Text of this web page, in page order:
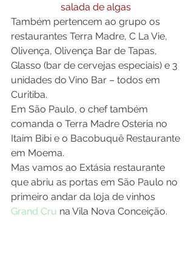
salada de algas
Também pertencem ao grupo os
restaurantes Terra Madre, C La Vie,
Olivença, Olivença Bar de Tapas,
Glasso (bar de cervejas especiais) e 3
unidades do Vino Bar – todos em
Curitiba.
Em São Paulo, o chef também
comanda o Terra Madre Osteria no
Itaim Bibi e o Bacobuquê Restaurante
em Moema.
Mas vamos ao Extásia restaurante
que abriu as portas em São Paulo no
primeiro andar da loja de vinhos
Grand Cru na Vila Nova Conceição.